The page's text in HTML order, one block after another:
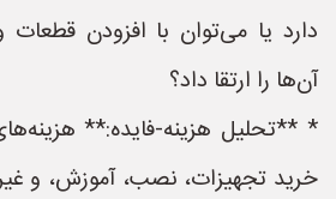
دارد یا می‌توان با افزودن
آن‌ها را ارتقا داد؟
* **تحلیل هزینه-فایده:**
خرید تجهیزات، نصب، آموزش، و